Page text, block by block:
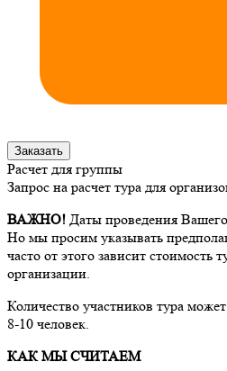
Заказать
Расчет для группы
Запрос на расчет тура для
ВАЖНО! Даты проведения
Но мы просим указывать
часто от этого зависит стоимость
организации.
Количество участников тура
8-10 человек.
КАК МЫ СЧИТАЕМ